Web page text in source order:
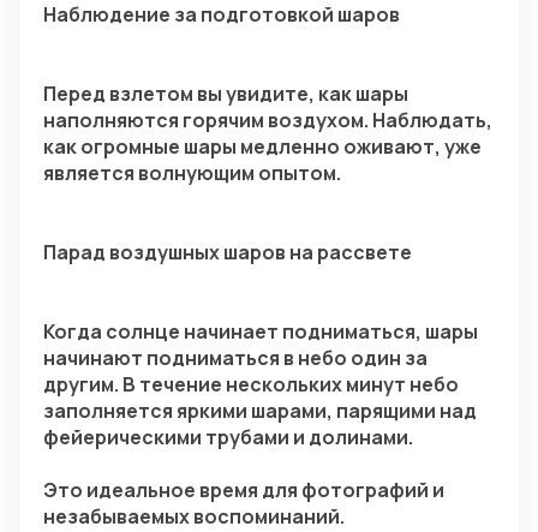
Наблюдение за подготовкой шаров
Перед взлетом вы увидите, как шары
наполняются горячим воздухом. Наблюдать,
как огромные шары медленно оживают, уже
является волнующим опытом.
Парад воздушных шаров на рассвете
Когда солнце начинает подниматься, шары
начинают подниматься в небо один за
другим. В течение нескольких минут небо
заполняется яркими шарами, парящими над
фейерическими трубами и долинами.
Это идеальное время для фотографий и
незабываемых воспоминаний.